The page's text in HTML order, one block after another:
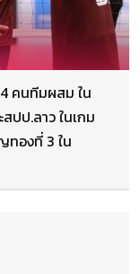
คนทีมผสม ใน
ปป.ลาว ในเกม
ทองที่ 3 ใน